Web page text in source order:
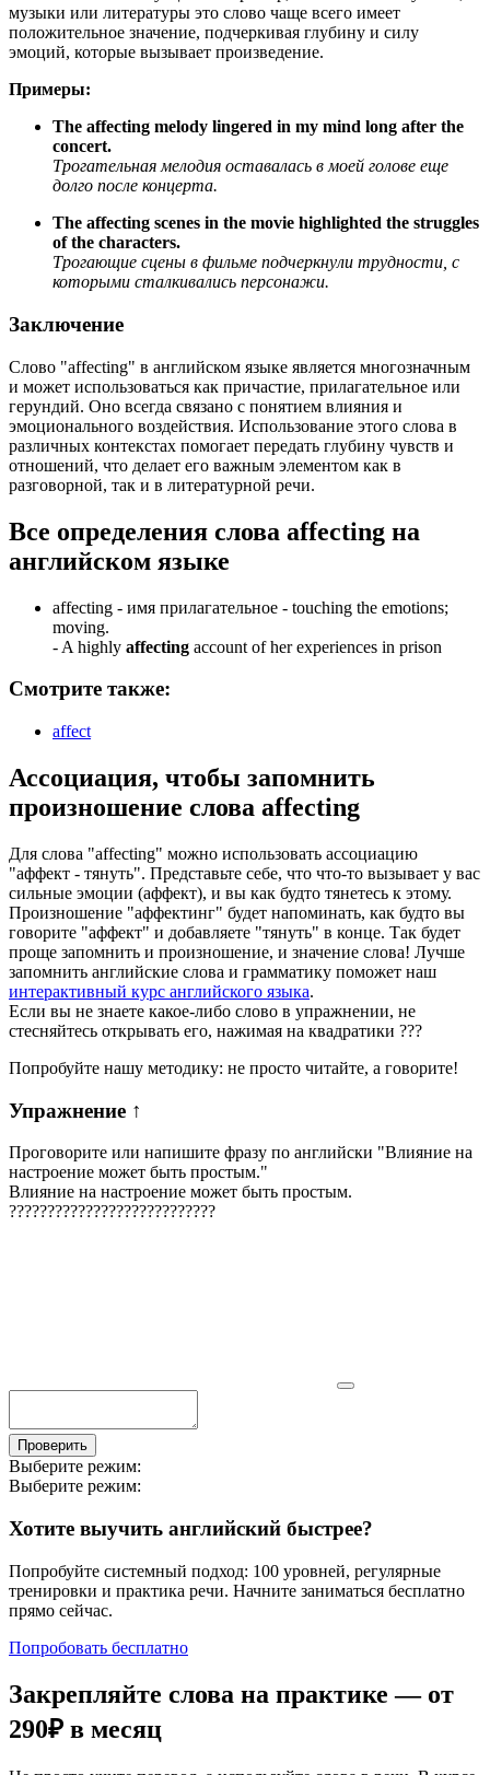
музыки или литературы это слово чаще всего имеет
положительное значение, подчеркивая глубину и силу
эмоций, которые вызывает произведение.
Примеры:
The affecting melody lingered in my mind long after the
concert.
Трогательная мелодия оставалась в моей голове еще
долго после концерта.
The affecting scenes in the movie highlighted the struggles
of the characters.
Трогающие сцены в фильме подчеркнули трудности, с
которыми сталкивались персонажи.
Заключение
Слово "affecting" в английском языке является многозначным
и может использоваться как причастие, прилагательное или
герундий. Оно всегда связано с понятием влияния и
эмоционального воздействия. Использование этого слова в
различных контекстах помогает передать глубину чувств и
отношений, что делает его важным элементом как в
разговорной, так и в литературной речи.
Все определения слова affecting на
английском языке
affecting - имя прилагательное - touching the emotions;
moving.
- A highly affecting account of her experiences in prison
Смотрите также:
affect
Ассоциация, чтобы запомнить
произношение слова affecting
Для слова "affecting" можно использовать ассоциацию
"аффект - тянуть". Представьте себе, что что-то вызывает у вас
сильные эмоции (аффект), и вы как будто тянетесь к этому.
Произношение "аффектинг" будет напоминать, как будто вы
говорите "аффект" и добавляете "тянуть" в конце. Так будет
проще запомнить и произношение, и значение слова! Лучше
запомнить английские слова и грамматику поможет наш
интерактивный курс английского языка.
Если вы не знаете какое-либо слово в упражнении, не
стесняйтесь открывать его, нажимая на квадратики ???
Попробуйте нашу методику: не просто читайте, а говорите!
Упражнение ↑
Проговорите или напишите фразу по английски "Влияние на
настроение может быть простым."
Влияние на настроение может быть простым.
???????????????????????????
Проверить
Выберите режим:
Выберите режим:
Хотите выучить английский быстрее?
Попробуйте системный подход: 100 уровней, регулярные
тренировки и практика речи. Начните заниматься бесплатно
прямо сейчас.
Попробовать бесплатно
Закрепляйте слова на практике — от
290₽ в месяц